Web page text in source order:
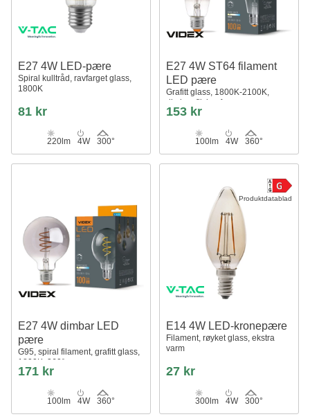
E27 4W LED-pære
Spiral kulltråd, ravfarget glass,
1800K
81 kr
220lm 4W 300°
E27 4W ST64 filament
LED pære
Grafitt glass, 1800K-2100K,
dimbar, flicker free
153 kr
100lm 4W 360°
E27 4W dimbar LED
pære
G95, spiral filament, grafitt glass,
1800K, 360°
171 kr
100lm 4W 360°
Produktdatablad
E14 4W LED-kronepære
Filament, røyket glass, ekstra
varm
27 kr
300lm 4W 300°